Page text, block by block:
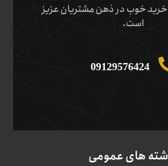
خوب در ذهن مشتریان عزیز
است.
09129576424
های عمومی